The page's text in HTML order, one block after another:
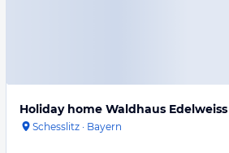
Holiday home Waldhaus Edelweiss
Schesslitz · Bayern